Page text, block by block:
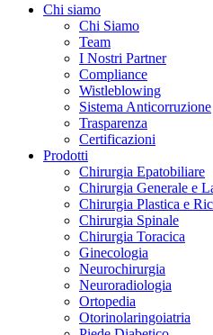
Chi siamo
Chi Siamo
Team
I Nostri Partner
Compliance
Wistleblowing
Sistema Anticorruzione
Trasparenza
Certificazioni
Prodotti
Chirurgia Epatobiliare
Chirurgia Generale e
Chirurgia Plastica e
Chirurgia Spinale
Chirurgia Toracica
Ginecologia
Neurochirurgia
Neuroradiologia
Ortopedia
Otorinolaringoiatria